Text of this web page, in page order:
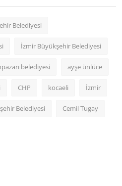
Belediyesi
İzmir Büyükşehir Belediyesi
belediyesi ayşe ünlüce
CHP kocaeli İzmir
Belediyesi Cemil Tugay